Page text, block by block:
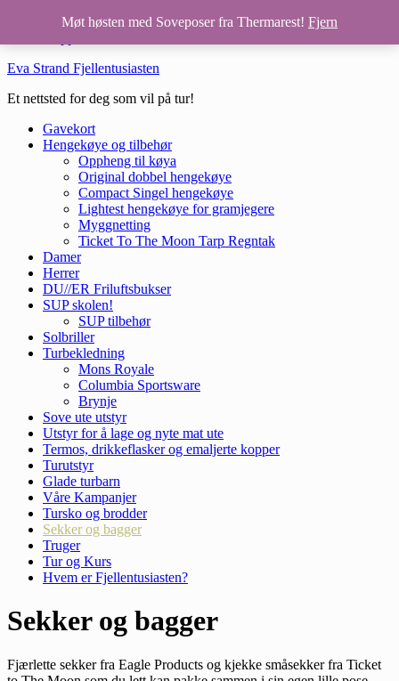
Hopp til hovedinnhold
Eva Strand Fjellentusiasten
Et nettsted for deg som vil på tur!
Gavekort
Hengekøye og tilbehør
Oppheng til køya
Original dobbel hengekøye
Compact Singel hengekøye
Lightest hengekøye for gramjegere
Myggnetting
Ticket To The Moon Tarp Regntak
Damer
Herrer
DU//ER Friluftsbukser
SUP skolen!
SUP tilbehør
Solbriller
Turbekledning
Mons Royale
Columbia Sportsware
Brynje
Sove ute utstyr
Utstyr for å lage og nyte mat ute
Termos, drikkeflasker og emaljerte kopper
Turutstyr
Glade turbarn
Våre Kampanjer
Tursko og brodder
Sekker og bagger
Truger
Tur og Kurs
Hvem er Fjellentusiasten?
Sekker og bagger
Fjærlette sekker fra Eagle Products og kjekke småsekker fra Ticket
Møt høsten med Soveposer fra Thermarest! Fjern